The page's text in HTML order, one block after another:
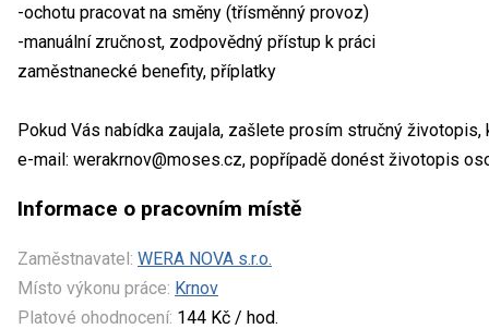
-ochotu pracovat na směny (třísměnný provoz)
-manuální zručnost, zodpovědný přístup k práci
zaměstnanecké benefity, příplatky
Pokud Vás nabídka zaujala, zašlete prosím stručný
e-mail: werakrnov@moses.cz, popřípadě donést životopis
Informace o pracovním místě
Zaměstnavatel: WERA NOVA s.r.o.
Místo výkonu práce: Krnov
Platové ohodnocení: 144 Kč / hod.